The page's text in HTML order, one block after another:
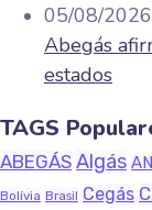
05/08/2026
Abegás
estados
TAGS
ABEGÁS Algás
Bolívia Brasil Cegás